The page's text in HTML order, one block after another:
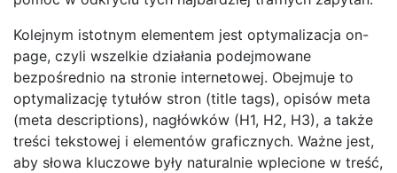
Kolejnym istotnym elementem jest optymalizacja on-
page, czyli wszelkie działania podejmowane
bezpośrednio na stronie internetowej. Obejmuje to
optymalizację tytułów stron (title tags), opisów meta
(meta descriptions), nagłówków (H1, H2, H3), a także
treści tekstowej i elementów graficznych. Ważne jest,
aby słowa kluczowe były naturalnie wplecione w treść,